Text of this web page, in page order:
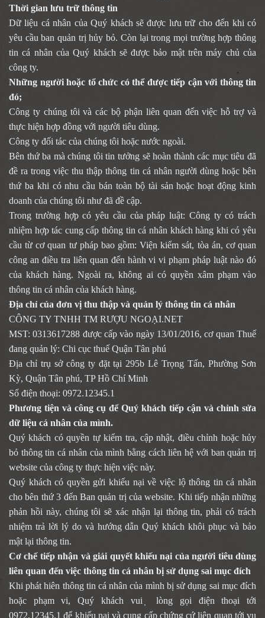
Thời gian lưu trữ thông tin
Dữ liệu cá nhân của Quý khách sẽ được lưu trữ cho đến khi có
yêu cầu ban quản trị hủy bỏ. Còn lại trong mọi trường hợp thông
tin cá nhân của Quý khách sẽ được bảo mật trên máy chủ của
công ty.
Những người hoặc tổ chức có thể được tiếp cận với thông tin
đó;
Công ty chúng tôi và các bộ phận liên quan đến việc hỗ trợ và
thực hiện hợp đồng với người tiêu dùng.
Công ty đối tác của chúng tôi hoặc nước ngoài.
Bên thứ ba mà chúng tôi tin tưởng sẽ hoàn thành các mục tiêu đã
đề ra trong việc thu thập thông tin cá nhân người dùng hoặc bên
thứ ba khi có nhu cầu bán toàn bộ tài sản hoặc hoạt động kinh
doanh của chúng tôi như đã đề cập.
Trong trường hợp có yêu cầu của pháp luật: Công ty có trách
nhiệm hợp tác cung cấp thông tin cá nhân khách hàng khi có yêu
cầu từ cơ quan tư pháp bao gồm: Viện kiểm sát, tòa án, cơ quan
công an điều tra liên quan đến hành vi vi phạm pháp luật nào đó
của khách hàng. Ngoài ra, không ai có quyền xâm phạm vào
thông tin cá nhân của khách hàng.
Địa chỉ của đơn vị thu thập và quản lý thông tin cá nhân
CÔNG TY TNHH TM RƯỢU NGOẠI.NET
MST: 0313617288 được cấp vào ngày 13/01/2016, cơ quan Thuế
đang quản lý: Chi cục thuế Quận Tân phú
Địa chỉ trụ sở công ty đặt tại 295b Lê Trọng Tấn, Phường Sơn
Kỳ, Quận Tân phú, TP Hồ Chí Minh
Số điện thoại: 0972.12345.1
Phương tiện và công cụ để Quý khách tiếp cận và chỉnh sửa
dữ liệu cá nhân của mình.
Quý khách có quyền tự kiểm tra, cập nhật, điều chỉnh hoặc hủy
bỏ thông tin cá nhân của mình bằng cách liên hệ với ban quản trị
website của công ty thực hiện việc này.
Quý khách có quyền gửi khiếu nại về việc lộ thông tin cá nhân
cho bên thứ 3 đến Ban quản trị của website. Khi tiếp nhận những
phản hồi này, chúng tôi sẽ xác nhận lại thông tin, phải có trách
nhiệm trả lời lý do và hướng dẫn Quý khách khôi phục và bảo
mật lại thông tin.
Cơ chế tiếp nhận và giải quyết khiếu nại của người tiêu dùng
liên quan đến việc thông tin cá nhân bị sử dụng sai mục đích
Khi phát hiên thông tin cá nhân của mình bị sử dụng sai mục đích
hoặc phạm vi, Quý khách vui ̣ lòng gọi điện thoại tới
0972.12345.1 để khiếu nại và cung cấp chứng cứ liên quan tới vụ